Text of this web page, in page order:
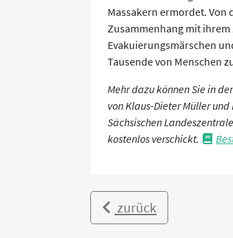
Massakern ermordet. Von
Zusammenhang mit
Evakuierungsmärschen
Tausende von Menschen
Mehr dazu können Sie in
von Klaus-Dieter Müller
Sächsischen
kostenlos verschickt.
zurück